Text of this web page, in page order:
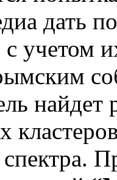
дать
учетом